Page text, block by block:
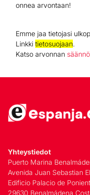
onnea arvontaan!
Emme jaa tietojasi
Linkki tietosuojaan.
Katso arvonnan
Yhteystiedot
Puerto Marina
Avenida Juan Sebastian
Edificio Palacio de
29630 Benalmádena